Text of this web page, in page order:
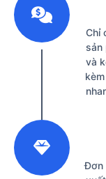
Chỉ
sản
và
Đơn